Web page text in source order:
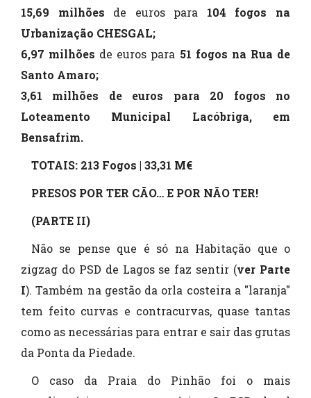
15,69 milhões de euros para 104 fogos na
Urbanização CHESGAL;
6,97 milhões de euros para 51 fogos na Rua de
Santo Amaro;
3,61 milhões de euros para 20 fogos no
Loteamento Municipal Lacóbriga, em
Bensafrim.
TOTAIS: 213 Fogos | 33,31 M€
PRESOS POR TER CÃO… E POR NÃO TER!
(PARTE II)
Não se pense que é só na Habitação que o
zigzag do PSD de Lagos se faz sentir (ver Parte
I). Também na gestão da orla costeira a "laranja"
tem feito curvas e contracurvas, quase tantas
como as necessárias para entrar e sair das grutas
da Ponta da Piedade.
O caso da Praia do Pinhão foi o mais